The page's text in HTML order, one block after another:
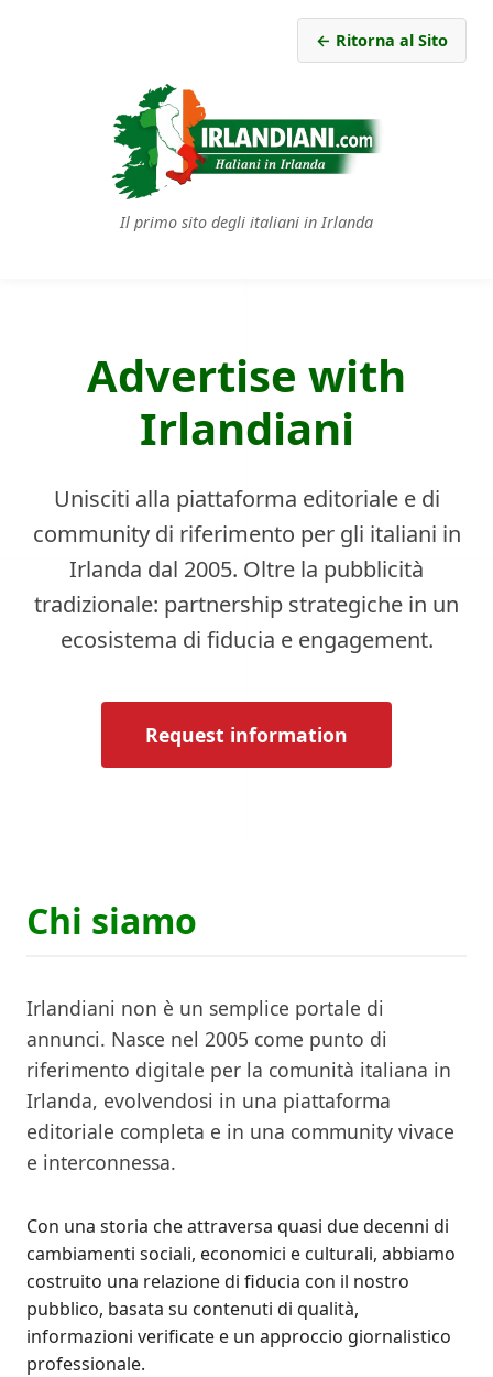
← Ritorna al Sito
Il primo sito degli italiani in Irlanda
Advertise with
Irlandiani
Unisciti alla piattaforma editoriale e di
community di riferimento per gli italiani in
Irlanda dal 2005. Oltre la pubblicità
tradizionale: partnership strategiche in un
ecosistema di fiducia e engagement.
Request information
Chi siamo
Irlandiani non è un semplice portale di
annunci. Nasce nel 2005 come punto di
riferimento digitale per la comunità italiana in
Irlanda, evolvendosi in una piattaforma
editoriale completa e in una community vivace
e interconnessa.
Con una storia che attraversa quasi due decenni di
cambiamenti sociali, economici e culturali, abbiamo
costruito una relazione di fiducia con il nostro
pubblico, basata su contenuti di qualità,
informazioni verificate e un approccio giornalistico
professionale.